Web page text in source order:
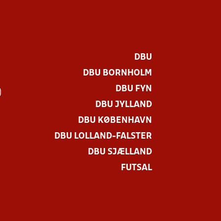
DBU
DBU BORNHOLM
DBU FYN
DBU JYLLAND
DBU KØBENHAVN
DBU LOLLAND-FALSTER
DBU SJÆLLAND
FUTSAL